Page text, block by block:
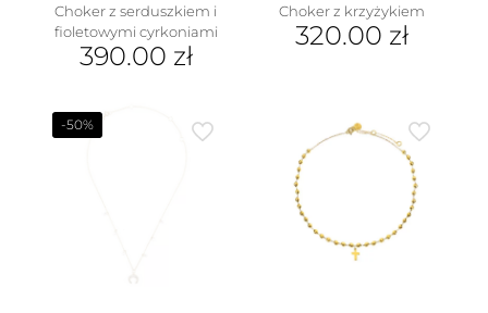
Choker z serduszkiem i
fioletowymi cyrkoniami
390.00 zł
Choker z krzyżykiem
320.00 zł
-50%